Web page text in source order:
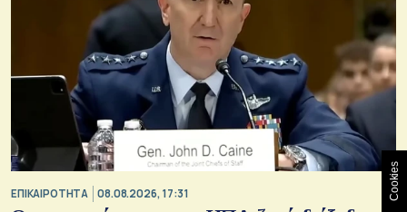
ΕΠΙΚΑΙΡΟΤΗΤΑ 08.08.2026, 17:31 Cookies